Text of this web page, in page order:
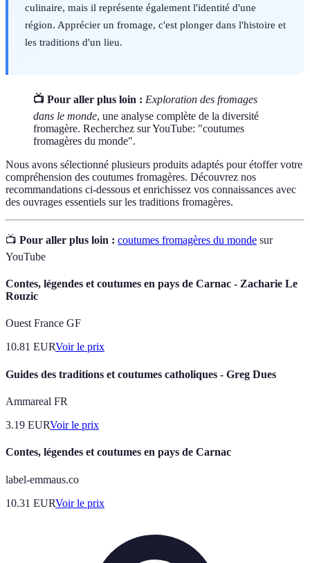
culinaire, mais il représente également l'identité d'une
région. Apprécier un fromage, c'est plonger dans l'histoire et
les traditions d'un lieu.
📺 Pour aller plus loin : Exploration des fromages
dans le monde, une analyse complète de la diversité
fromagère. Recherchez sur YouTube: "coutumes
fromagères du monde".
Nous avons sélectionné plusieurs produits adaptés pour étoffer votre
compréhension des coutumes fromagères. Découvrez nos
recommandations ci-dessous et enrichissez vos connaissances avec
des ouvrages essentiels sur les traditions fromagères.
📺 Pour aller plus loin : coutumes fromagères du monde sur
YouTube
Contes, légendes et coutumes en pays de Carnac - Zacharie Le
Rouzic
Ouest France GF
10.81 EURVoir le prix
Guides des traditions et coutumes catholiques - Greg Dues
Ammareal FR
3.19 EURVoir le prix
Contes, légendes et coutumes en pays de Carnac
label-emmaus.co
10.31 EURVoir le prix